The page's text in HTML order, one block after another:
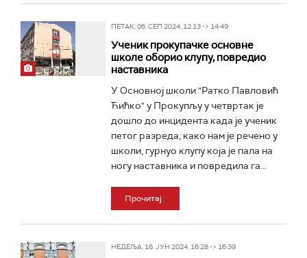
ПЕТАК, 06. СЕП 2024, 12:13 -> 14:49
Ученик прокупачке основне
школе оборио клупу, повредио
наставника
У Основној школи "Ратко Павловић
Ћићко" у Прокупљу у четвртак је
дошло до инцидента када је ученик
петог разреда, како нам је речено у
школи, гурнуо клупу која је пала на
ногу наставника и повредила га...
Прочитај
НЕДЕЉА, 16. ЈУН 2024, 16:28 -> 16:39